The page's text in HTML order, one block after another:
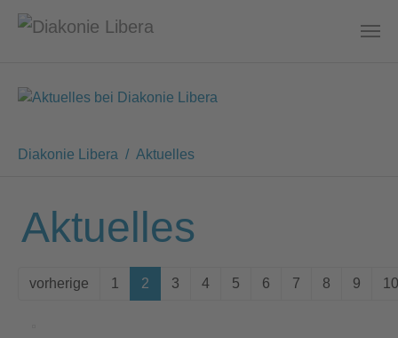
Diakonie Libera Aktuelles
Aktuelles
vorherige 1 2 3 4 5 6 7 8 9 10